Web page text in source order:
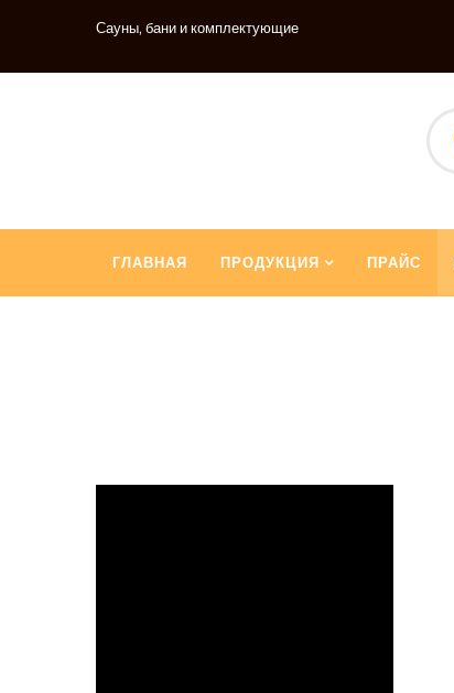
Сауны, бани и комплектующие
ГЛАВНАЯ ПРОДУКЦИЯ ПРАЙС